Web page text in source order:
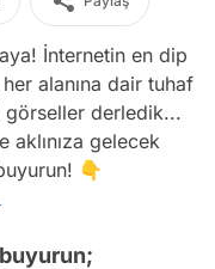
İnternetin en dip
alanına dair tuhaf
derledik...
aklınıza gelecek
👇